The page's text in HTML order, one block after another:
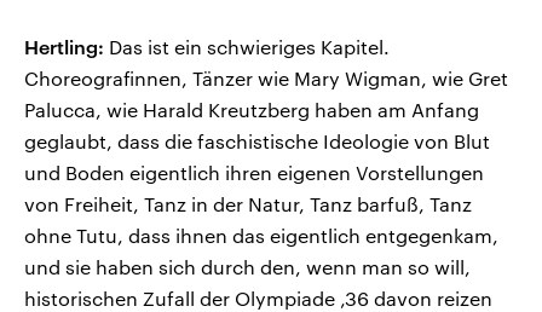
Hertling: Das ist ein schwieriges Kapitel.
Choreografinnen, Tänzer wie Mary Wigman, wie Gret
Palucca, wie Harald Kreutzberg haben am Anfang
geglaubt, dass die faschistische Ideologie von Blut
und Boden eigentlich ihren eigenen Vorstellungen
von Freiheit, Tanz in der Natur, Tanz barfuß, Tanz
ohne Tutu, dass ihnen das eigentlich entgegenkam,
und sie haben sich durch den, wenn man so will,
historischen Zufall der Olympiade ‚36 davon reizen